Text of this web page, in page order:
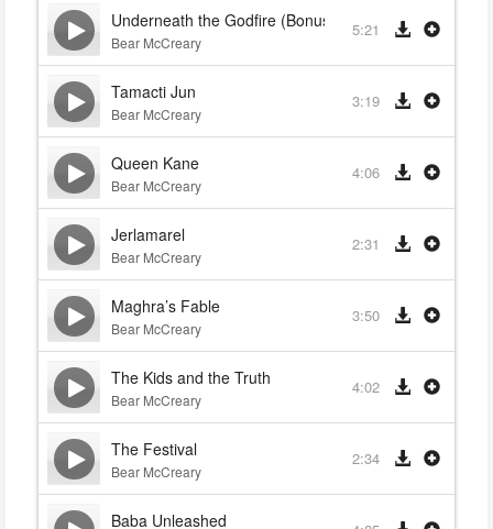
Underneath the Godfire (Bonus Track)
Bear McCreary
5:21
Tamacti Jun
Bear McCreary
3:19
Queen Kane
Bear McCreary
4:06
Jerlamarel
Bear McCreary
2:31
Maghra’s Fable
Bear McCreary
3:50
The Kids and the Truth
Bear McCreary
4:02
The Festival
Bear McCreary
2:34
Baba Unleashed